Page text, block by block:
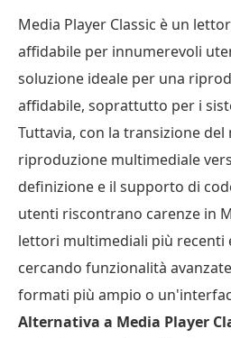
Media Player Classic è un
affidabile per innumerevoli
soluzione ideale per una
affidabile, soprattutto per i
Tuttavia, con la transizione del
riproduzione multimediale
definizione e il supporto di
utenti riscontrano carenze in
lettori multimediali più recenti
cercando funzionalità
formati più ampio o
Alternativa a Media Player